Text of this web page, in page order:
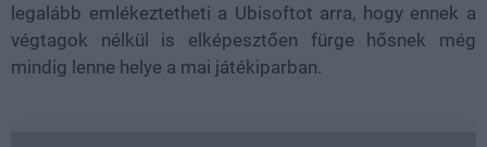
legalább emlékeztetheti a Ubisoftot arra, hogy ennek a
végtagok nélkül is elképesztően fürge hősnek még
mindig lenne helye a mai játékiparban.